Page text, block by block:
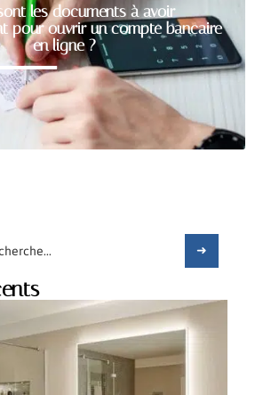
les documents à avoir
pour ouvrir un compte bancaire
en ligne ?